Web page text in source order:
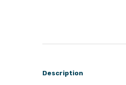
Description